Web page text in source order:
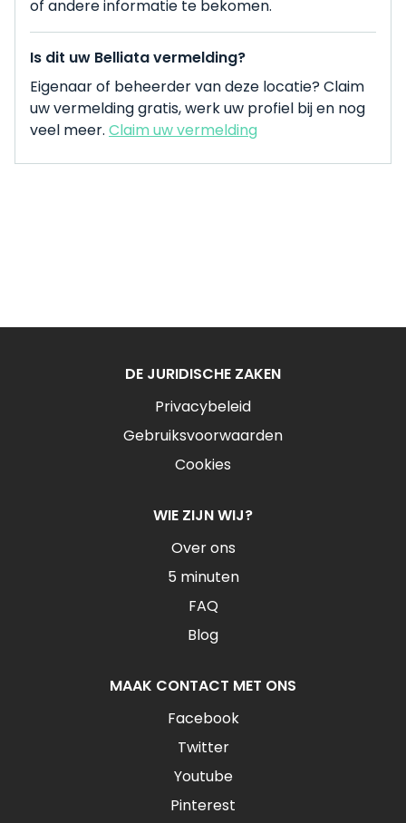
of andere informatie te bekomen.
Is dit uw Belliata vermelding?
Eigenaar of beheerder van deze locatie? Claim
uw vermelding gratis, werk uw profiel bij en nog
veel meer. Claim uw vermelding
DE JURIDISCHE ZAKEN
Privacybeleid
Gebruiksvoorwaarden
Cookies
WIE ZIJN WIJ?
Over ons
5 minuten
FAQ
Blog
MAAK CONTACT MET ONS
Facebook
Twitter
Youtube
Pinterest